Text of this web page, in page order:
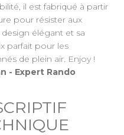
il est fabriqué à partir
pour résister aux
élégant et sa
parfait pour les
de plein air. Enjoy !
- Expert Rando